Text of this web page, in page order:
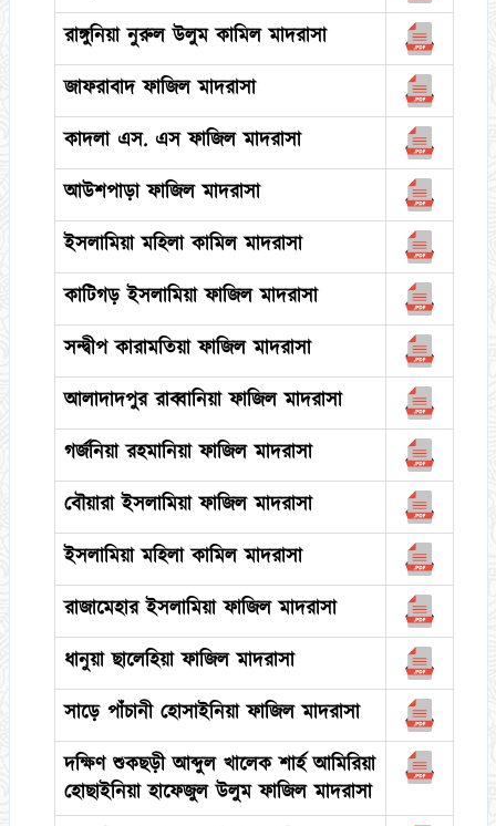
রাঙ্গুনিয়া নুরুল উলুম কামিল মাদরাসা
জাফরাবাদ ফাজিল মাদরাসা
কাদলা এস. এস ফাজিল মাদরাসা
আউশপাড়া ফাজিল মাদরাসা
ইসলামিয়া মহিলা কামিল মাদরাসা
কাটিগড় ইসলামিয়া ফাজিল মাদরাসা
সন্দ্বীপ কারামতিয়া ফাজিল মাদরাসা
আলাদাদপুর রাব্বানিয়া ফাজিল মাদরাসা
গর্জনিয়া রহমানিয়া ফাজিল মাদরাসা
বৌয়ারা ইসলামিয়া ফাজিল মাদরাসা
ইসলামিয়া মহিলা কামিল মাদরাসা
রাজামেহার ইসলামিয়া ফাজিল মাদরাসা
ধানুয়া ছালেহিয়া ফাজিল মাদরাসা
সাড়ে পাঁচানী হোসাইনিয়া ফাজিল মাদরাসা
দক্ষিণ শুকছড়ী আব্দুল খালেক শার্হ আমিরিয়া
হোছাইনিয়া হাফেজুল উলুম ফাজিল মাদরাসা